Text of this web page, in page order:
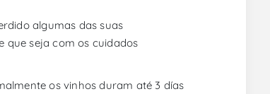
algumas das suas
que seja com os cuidados
os vinhos duram até 3 días